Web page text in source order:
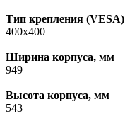
Тип крепления (VESA)
400х400
Ширина корпуса, мм
949
Высота корпуса, мм
543